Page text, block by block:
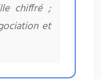
chiffré ;
et